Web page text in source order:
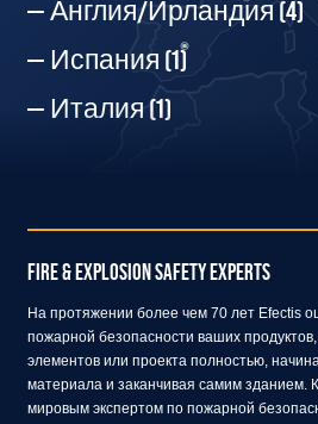
Англия/Ирландия(4)
Испания (1)
Италия(1)
FIRE & EXPLOSION SAFETY EXPERTS
На протяжении более чем 70 лет Efectis
пожарной безопасности ваших
элементов или проекта полностью,
материала и заканчивая самим зданием.
мировым экспертом по пожарной